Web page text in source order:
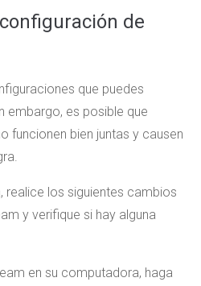
de
que puedes
embargo, es posible que
funcionen bien juntas y causen
realice los siguientes cambios
y verifique si hay alguna
en su computadora, haga